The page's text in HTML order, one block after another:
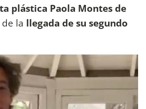
plástica Paola Montes de
la llegada de su segundo